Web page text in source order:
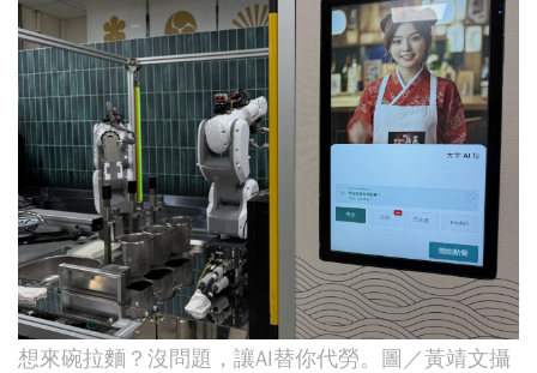
想來碗拉麵？沒問題，讓AI替你代勞。圖／黃靖文攝